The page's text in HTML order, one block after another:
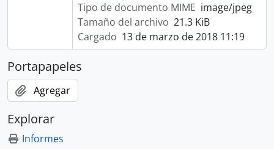
Tipo de documento MIME image/jpeg
Tamaño del archivo 21.3 KiB
Cargado 13 de marzo de 2018 11:19
Portapapeles
Agregar
Explorar
Informes